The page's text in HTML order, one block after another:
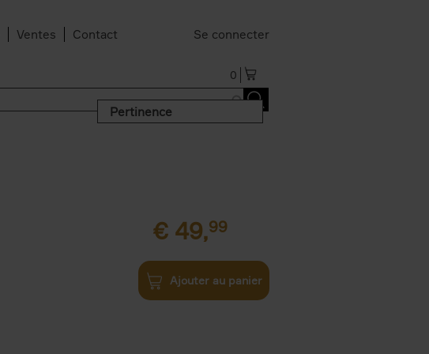
Ventes Contact Se connecter
0
Pertinence
€ 49,99
Ajouter au panier